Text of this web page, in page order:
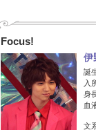
Focus!
伊
誕
入
身
血
文